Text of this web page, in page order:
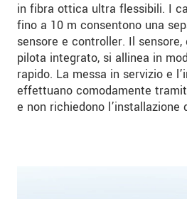
in fibra ottica ultra flessibili. I
fino a 10 m consentono una
sensore e controller. Il
pilota integrato, si allinea in
rapido. La messa in servizio e
effettuano comodamente
e non richiedono l’installazione